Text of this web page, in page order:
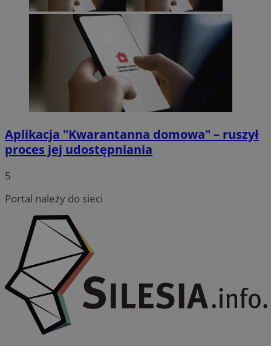
Aplikacja "Kwarantanna domowa" – ruszył
proces jej udostępniania
5
Portal należy do sieci